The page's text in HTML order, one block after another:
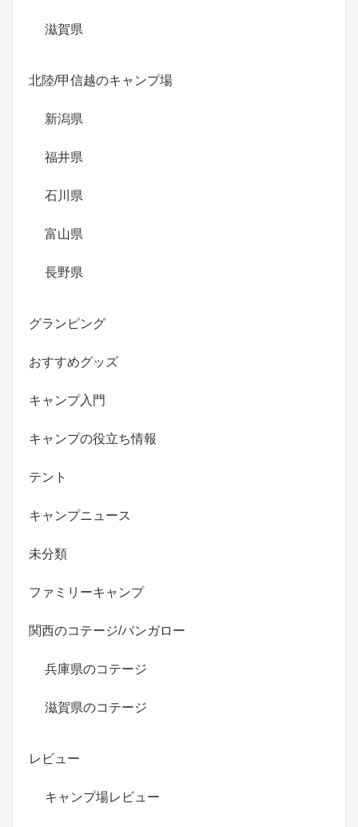
滋賀県
北陸/甲信越のキャンプ場
新潟県
福井県
石川県
富山県
長野県
グランピング
おすすめグッズ
キャンプ入門
キャンプの役立ち情報
テント
キャンプニュース
未分類
ファミリーキャンプ
関西のコテージ/バンガロー
兵庫県のコテージ
滋賀県のコテージ
レビュー
キャンプ場レビュー